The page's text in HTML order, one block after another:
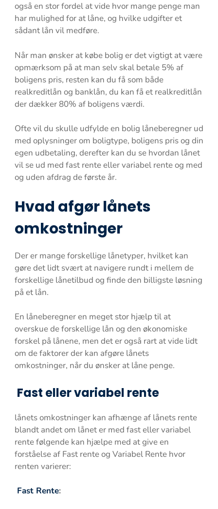
også en stor fordel at vide hvor mange penge man
har mulighed for at låne, og hvilke udgifter et
sådant lån vil medføre.
Når man ønsker at købe bolig er det vigtigt at være
opmærksom på at man selv skal betale 5% af
boligens pris, resten kan du få som både
realkreditlån og banklån, du kan få et realkreditlån
der dækker 80% af boligens værdi.
Ofte vil du skulle udfylde en bolig låneberegner ud
med oplysninger om boligtype, boligens pris og din
egen udbetaling, derefter kan du se hvordan lånet
vil se ud med fast rente eller variabel rente og med
og uden afdrag de første år.
Hvad afgør lånets
omkostninger
Der er mange forskellige lånetyper, hvilket kan
gøre det lidt svært at navigere rundt i mellem de
forskellige lånetilbud og finde den billigste løsning
på et lån.
En låneberegner en meget stor hjælp til at
overskue de forskellige lån og den økonomiske
forskel på lånene, men det er også rart at vide lidt
om de faktorer der kan afgøre lånets
omkostninger, når du ønsker at låne penge.
Fast eller variabel rente
lånets omkostninger kan afhænge af lånets rente
blandt andet om lånet er med fast eller variabel
rente følgende kan hjælpe med at give en
forståelse af Fast rente og Variabel Rente hvor
renten varierer:
Fast Rente: